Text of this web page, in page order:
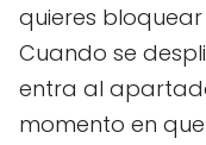
quieres
Cuando se
entra al
momento en